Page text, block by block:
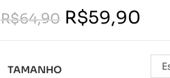
R$64,90 R$59,90
TAMANHO